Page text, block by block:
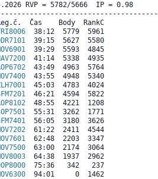
RVP = 5782/5666  IP = 0.98
Čas    Body  RankC
  38:12  5779  5961
  39:15  5627  5580
  39:29  5593  4845
  41:14  5338  4935
  43:49  4963  5764
  43:55  4948  5340
  45:03  4783  4024
  46:21  4594  5822
  48:55  4221  1208
  55:31  3262  1771
  56:05  3180  3626
  61:22  2411  4544
  62:48  2203  3347
  63:00  2174  3064
  64:38  1937  2962
  75:36   342   237
  94:01     0  1462